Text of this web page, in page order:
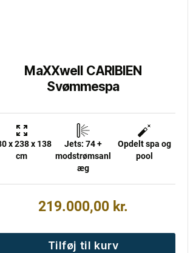
MaXXwell CARIBIEN
Svømmespa
x 238 x 138
cm
Jets: 74 +
modstrømsanl
æg
Opdelt spa og
pool
219.000,00 kr.
Tilføj til kurv